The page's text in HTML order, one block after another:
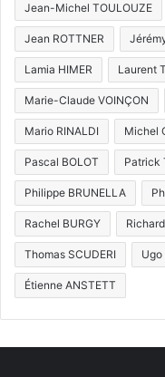
Jean-Michel TOULOUZE
Jean ROTTNER
Lamia HIMER Laurent
Marie-Claude VOINÇON
Mario RINALDI Michel
Pascal BOLOT Patrick
Philippe BRUNELLA
Rachel BURGY
Thomas SCUDERI Ugo
Étienne ANSTETT